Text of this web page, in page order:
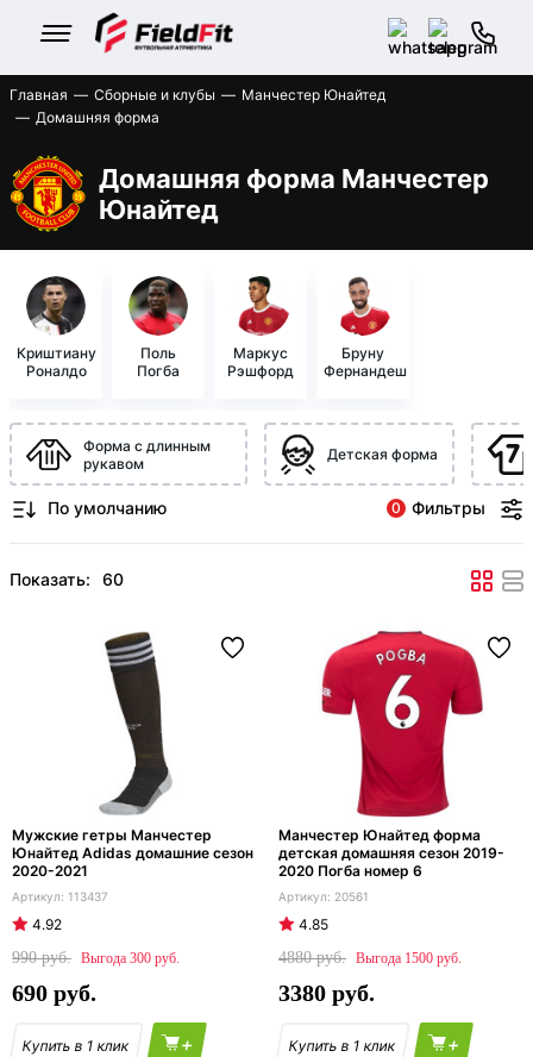
Главная Сборные и клубы
Манчестер Юнайтед
Домашняя форма
Домашняя форма Манчестер
Юнайтед
Криштиану
Роналдо
Поль
Погба
Маркус
Рэшфорд
Бруну
Фернандеш
Форма с длинным
рукавом
Детская форма
0 Фильтры
Показать:
Мужские гетры Манчестер
Юнайтед Adidas домашние сезон
2020-2021
113437
4.92
990
300
690
+
Манчестер Юнайтед форма
детская домашняя сезон 2019-
2020 Погба номер 6
20561
4.85
4880
1500
3380
+